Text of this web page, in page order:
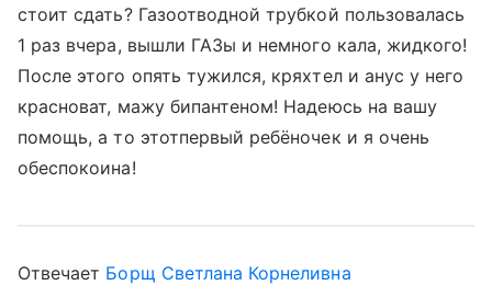
стоит сдать? Газоотводной трубкой пользовалась
1 раз вчера, вышли ГАЗы и немного кала, жидкого!
После этого опять тужился, кряхтел и анус у него
красноват, мажу бипантеном! Надеюсь на вашу
помощь, а то этотпервый ребёночек и я очень
обеспокоина!
Отвечает Борщ Светлана Корнеливна